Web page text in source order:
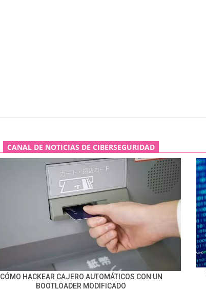
CANAL DE NOTICIAS DE CIBERSEGURIDAD
CÓMO HACKEAR CAJERO AUTOMÁTICOS CON UN
BOOTLOADER MODIFICADO